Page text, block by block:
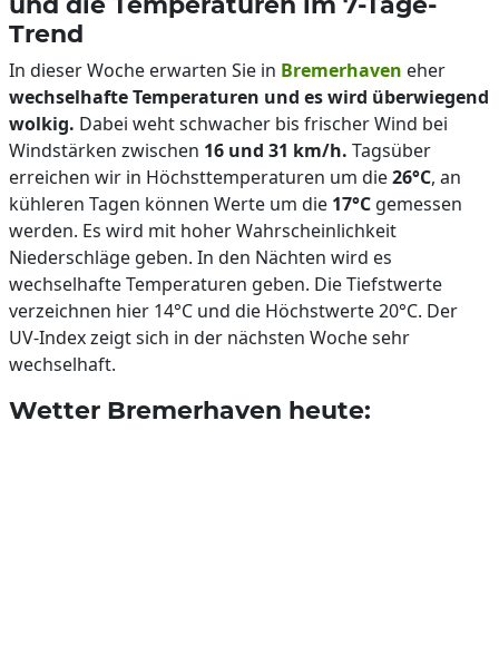
Trend
In dieser Woche erwarten Sie in Bremerhaven eher
wechselhafte Temperaturen und es wird überwiegend
wolkig. Dabei weht schwacher bis frischer Wind bei
Windstärken zwischen 16 und 31 km/h. Tagsüber
erreichen wir in Höchsttemperaturen um die26°C, an
kühleren Tagen können Werte um die 17°C gemessen
werden. Es wird mit hoher Wahrscheinlichkeit
Niederschläge geben. In den Nächten wird es
wechselhafte Temperaturen geben. Die Tiefstwerte
verzeichnen hier 14°C und die Höchstwerte 20°C. Der
UV-Index zeigt sich in der nächsten Woche sehr
wechselhaft.
Wetter Bremerhaven heute: